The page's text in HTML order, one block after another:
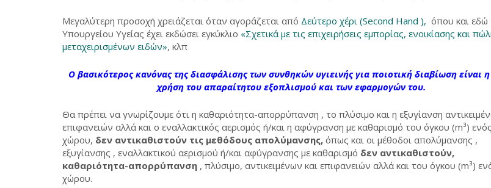
Μεγαλύτερη προσοχή χρειάζεται όταν αγοράζεται από Δεύτερο χέρι (Second Hand ), όπου και εδώ
Υπουργείου Υγείας έχει εκδώσει εγκύκλιο «Σχετικά με τις επιχειρήσεις εμπορίας, ενοικίασης και
μεταχειρισμένων ειδών», κλπ
Ο βασικότερος κανόνας της διασφάλισης των συνθηκών υγιεινής για ποιοτική διαβίωση είναι
χρήση του απαραίτητου εξοπλισμού και των εφαρμογών του.
Θα πρέπει να γνωρίζουμε ότι η καθαριότητα-απορρύπανση , το πλύσιμο και η εξυγίανση
επιφανειών αλλά και ο εναλλακτικός αερισμός ή/και η αφύγρανση με καθαρισμό του όγκου (m³) ενός
χώρου, δεν αντικαθιστούν τις μεθόδους απολύμανσης, όπως και οι μέθοδοι απολύμανσης ,
εξυγίανσης , εναλλακτικού αερισμού ή/και αφύγρανσης με καθαρισμό δεν αντικαθιστούν,
καθαριότητα-απορρύπανση , πλύσιμο, αντικειμένων και επιφανειών αλλά και του όγκου (m³)
χώρου.